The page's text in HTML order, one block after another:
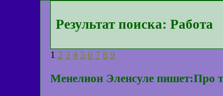
Результат поиска: Работа
1 2 3 4 5 6 7 8 9
Менелион Эленсуле пишет:Про